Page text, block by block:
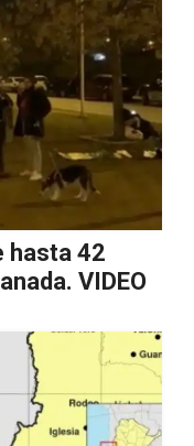
hasta 42
VIDEO